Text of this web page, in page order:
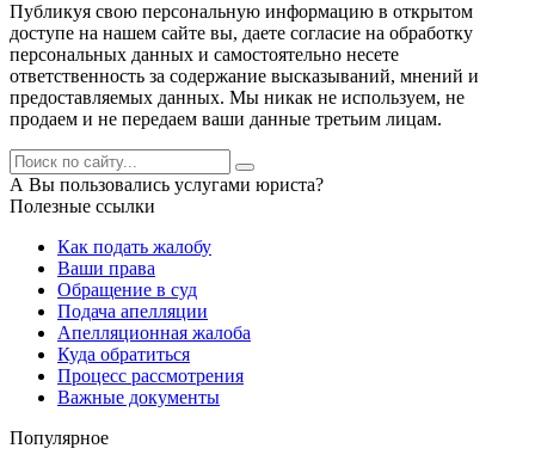
Публикуя свою персональную информацию в открытом
доступе на нашем сайте вы, даете согласие на обработку
персональных данных и самостоятельно несете
ответственность за содержание высказываний, мнений и
предоставляемых данных. Мы никак не используем, не
продаем и не передаем ваши данные третьим лицам.
А Вы пользовались услугами юриста?
Полезные ссылки
Как подать жалобу
Ваши права
Обращение в суд
Подача апелляции
Апелляционная жалоба
Куда обратиться
Процесс рассмотрения
Важные документы
Популярное